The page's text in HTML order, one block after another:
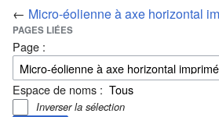
← Micro-éolienne à axe horizontal
PAGES LIÉES
Page :
Espace de noms :
Inverser la sélection